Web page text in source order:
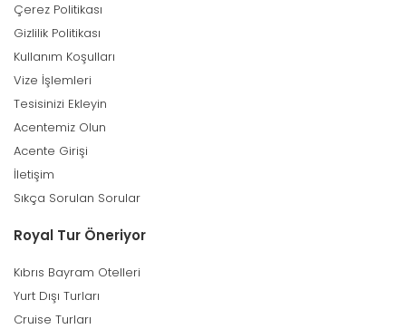
Çerez Politikası
Gizlilik Politikası
Kullanım Koşulları
Vize İşlemleri
Tesisinizi Ekleyin
Acentemiz Olun
Acente Girişi
İletişim
Sıkça Sorulan Sorular
Royal Tur Öneriyor
Kıbrıs Bayram Otelleri
Yurt Dışı Turları
Cruise Turları